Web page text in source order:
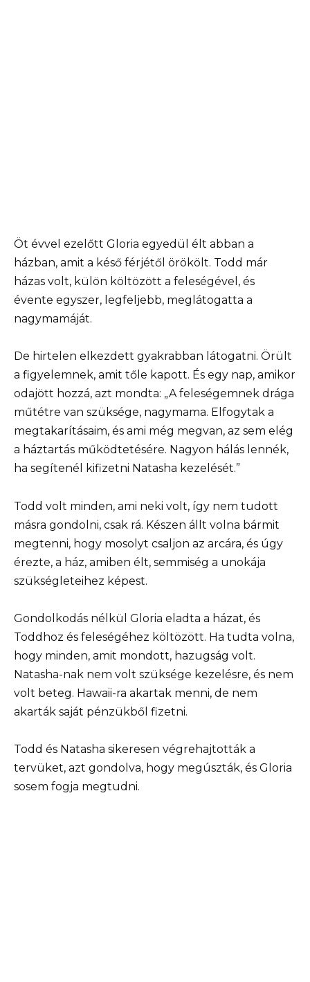
Öt évvel ezelőtt Gloria egyedül élt abban a
házban, amit a késő férjétől örökölt. Todd már
házas volt, külön költözött a feleségével, és
évente egyszer, legfeljebb, meglátogatta a
nagymamáját.
De hirtelen elkezdett gyakrabban látogatni. Örült
a figyelemnek, amit tőle kapott. És egy nap, amikor
odajött hozzá, azt mondta: „A feleségemnek drága
műtétre van szüksége, nagymama. Elfogytak a
megtakarításaim, és ami még megvan, az sem elég
a háztartás működtetésére. Nagyon hálás lennék,
ha segítenél kifizetni Natasha kezelését.”
Todd volt minden, ami neki volt, így nem tudott
másra gondolni, csak rá. Készen állt volna bármit
megtenni, hogy mosolyt csaljon az arcára, és úgy
érezte, a ház, amiben élt, semmiség a unokája
szükségleteihez képest.
Gondolkodás nélkül Gloria eladta a házat, és
Toddhoz és feleségéhez költözött. Ha tudta volna,
hogy minden, amit mondott, hazugság volt.
Natasha-nak nem volt szüksége kezelésre, és nem
volt beteg. Hawaii-ra akartak menni, de nem
akarták saját pénzükből fizetni.
Todd és Natasha sikeresen végrehajtották a
tervüket, azt gondolva, hogy megúszták, és Gloria
sosem fogja megtudni.